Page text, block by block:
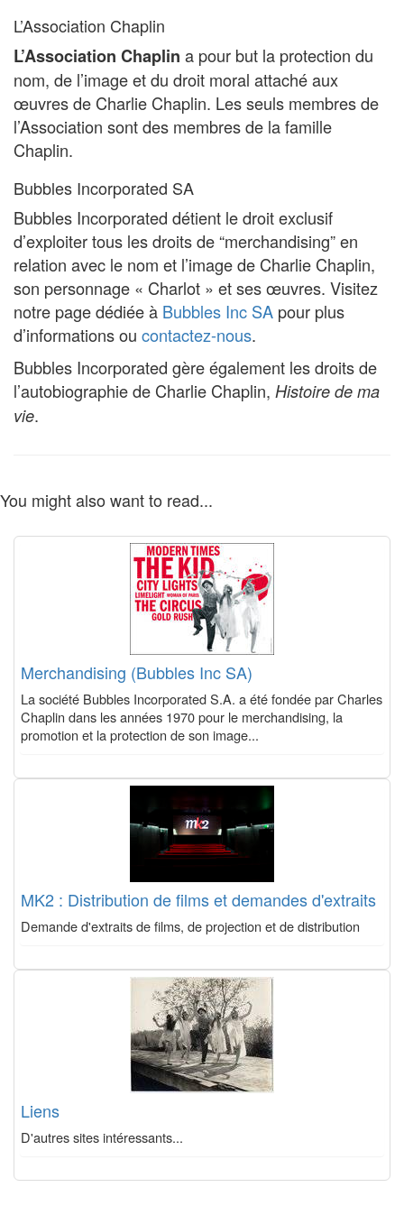
L’Association Chaplin
L’Association Chaplin a pour but la protection du
nom, de l’image et du droit moral attaché aux
œuvres de Charlie Chaplin. Les seuls membres de
l’Association sont des membres de la famille
Chaplin.
Bubbles Incorporated SA
Bubbles Incorporated détient le droit exclusif
d’exploiter tous les droits de “merchandising” en
relation avec le nom et l’image de Charlie Chaplin,
son personnage « Charlot » et ses œuvres. Visitez
notre page dédiée à Bubbles Inc SA pour plus
d’informations ou contactez-nous.
Bubbles Incorporated gère également les droits de
l’autobiographie de Charlie Chaplin, Histoire de ma
vie.
You might also want to read...
Merchandising (Bubbles Inc SA)
La société Bubbles Incorporated S.A. a été fondée par Charles
Chaplin dans les années 1970 pour le merchandising, la
promotion et la protection de son image...
MK2 : Distribution de films et demandes d'extraits
Demande d'extraits de films, de projection et de distribution
Liens
D'autres sites intéressants...